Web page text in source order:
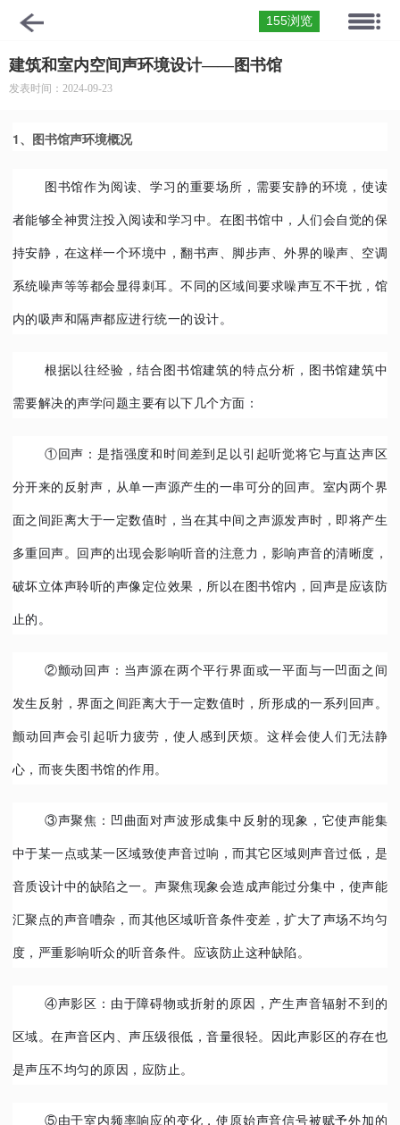
155浏览
建筑和室内空间声环境设计——图书馆
发表时间：2024-09-23
1、图书馆声环境概况
图书馆作为阅读、学习的重要场所，需要安静的环境，使读
者能够全神贯注投入阅读和学习中。在图书馆中，人们会自觉的保
持安静，在这样一个环境中，翻书声、脚步声、外界的噪声、空调
系统噪声等等都会显得刺耳。不同的区域间要求噪声互不干扰，馆
内的吸声和隔声都应进行统一的设计。
根据以往经验，结合图书馆建筑的特点分析，图书馆建筑中
需要解决的声学问题主要有以下几个方面：
①回声：是指强度和时间差到足以引起听觉将它与直达声区
分开来的反射声，从单一声源产生的一串可分的回声。室内两个界
面之间距离大于一定数值时，当在其中间之声源发声时，即将产生
多重回声。回声的出现会影响听音的注意力，影响声音的清晰度，
破坏立体声聆听的声像定位效果，所以在图书馆内，回声是应该防
止的。
②颤动回声：当声源在两个平行界面或一平面与一凹面之间
发生反射，界面之间距离大于一定数值时，所形成的一系列回声。
颤动回声会引起听力疲劳，使人感到厌烦。这样会使人们无法静
心，而丧失图书馆的作用。
③声聚焦：凹曲面对声波形成集中反射的现象，它使声能集
中于某一点或某一区域致使声音过响，而其它区域则声音过低，是
音质设计中的缺陷之一。声聚焦现象会造成声能过分集中，使声能
汇聚点的声音嘈杂，而其他区域听音条件变差，扩大了声场不均匀
度，严重影响听众的听音条件。应该防止这种缺陷。
④声影区：由于障碍物或折射的原因，产生声音辐射不到的
区域。在声音区内、声压级很低，音量很轻。因此声影区的存在也
是声压不均匀的原因，应防止。
⑤由于室内频率响应的变化，使原始声音信号被赋予外加的